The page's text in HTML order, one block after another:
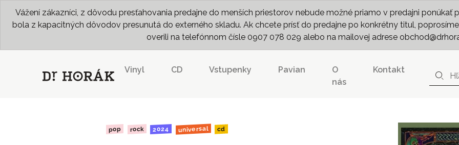
Vážení zákazníci, z dôvodu presťahovania predajne do menších priestorov nebude možné priamo v predajni
bola z kapacitných dôvodov presunutá do externého skladu. Ak chcete prísť do predajne po konkrétny titul,
overili na telefónnom čísle 0907 078 029 alebo na mailovej adrese
Vinyl CD Vstupenky Pavian
O
nás
Kontakt
pop rock 2024 universal cd